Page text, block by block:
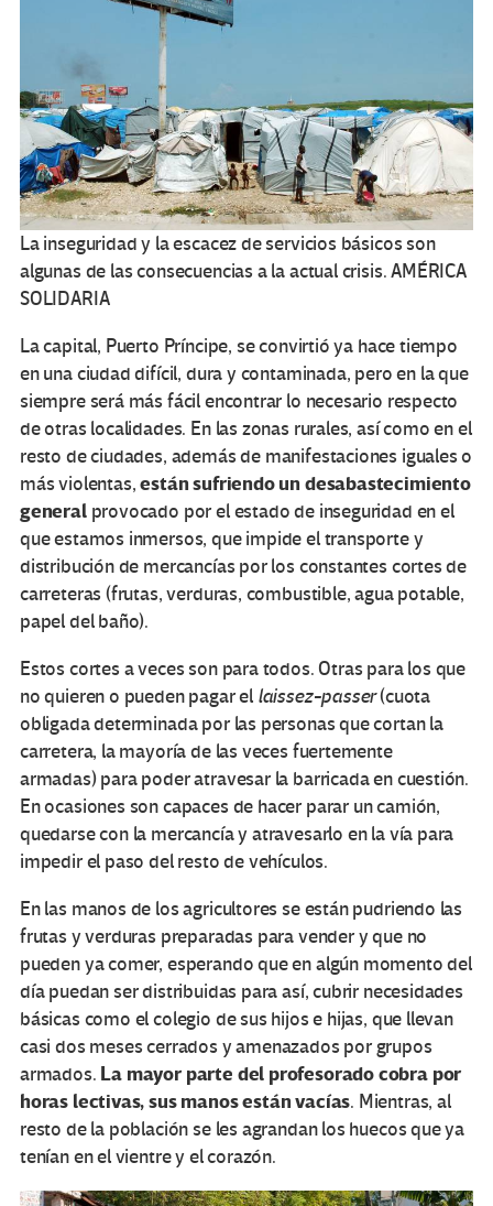
La inseguridad y la escacez de servicios básicos son
algunas de las consecuencias a la actual crisis. AMÉRICA
SOLIDARIA
La capital, Puerto Príncipe, se convirtió ya hace tiempo
en una ciudad difícil, dura y contaminada, pero en la que
siempre será más fácil encontrar lo necesario respecto
de otras localidades. En las zonas rurales, así como en el
resto de ciudades, además de manifestaciones iguales o
más violentas,están sufriendo un desabastecimiento
generalprovocado por el estado de inseguridad en el
que estamos inmersos, que impide el transporte y
distribución de mercancías por los constantes cortes de
carreteras (frutas, verduras, combustible, agua potable,
papel del baño).
Estos cortes a veces son para todos. Otras para los que
no quieren o pueden pagar el laissez-passer(cuota
obligada determinada por las personas que cortan la
carretera, la mayoría de las veces fuertemente
armadas) para poder atravesar la barricada en cuestión.
En ocasiones son capaces de hacer parar un camión,
quedarse con la mercancía y atravesarlo en la vía para
impedir el paso del resto de vehículos.
En las manos de los agricultores se están pudriendo las
frutas y verduras preparadas para vender y que no
pueden ya comer, esperando que en algún momento del
día puedan ser distribuidas para así, cubrir necesidades
básicas como el colegio de sus hijos e hijas, que llevan
casi dos meses cerrados y amenazados por grupos
armados. La mayor parte del profesorado cobra por
horas lectivas, sus manos están vacías. Mientras, al
resto de la población se les agrandan los huecos que ya
tenían en el vientre y el corazón.